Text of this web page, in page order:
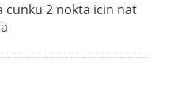
cunku 2 nokta icin nat